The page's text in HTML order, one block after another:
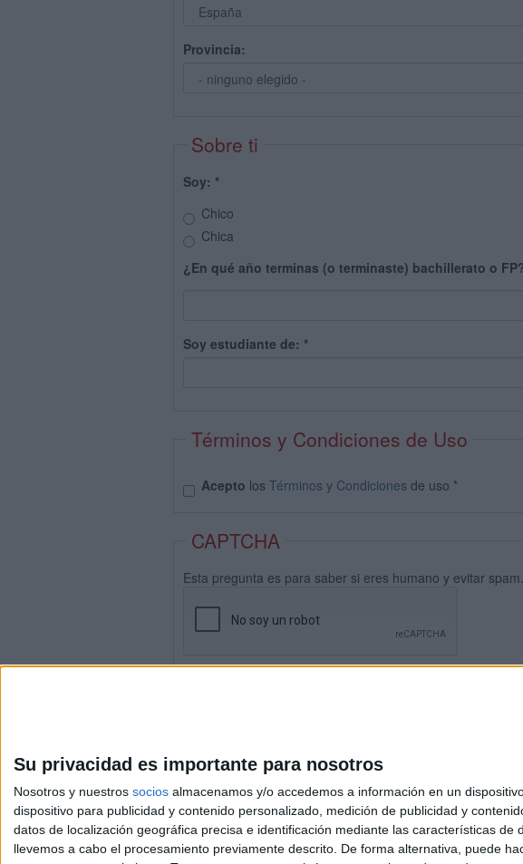
Su privacidad es importante para nosotros
Nosotros y nuestros socios almacenamos y/o accedemos a información en un
dispositivo para publicidad y contenido personalizado, medición de publicidad y
datos de localización geográfica precisa e identificación mediante las características
llevemos a cabo el procesamiento previamente descrito. De forma alternativa, puede
Provincia:
Sobre ti
Soy: *
Chico
Chica
¿En qué año terminas (o terminaste) bachillerato o
Soy estudiante de: *
Términos y Condiciones de Uso
Acepto los Términos y Condiciones de uso *
CAPTCHA
Esta pregunta es para saber si eres humano y evitar spam.
Aviso legal|Politica de